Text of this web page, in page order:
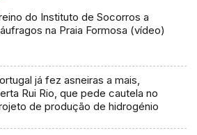
do Instituto de Socorros a
na Praia Formosa (vídeo)
já fez asneiras a mais,
Rui Rio, que pede cautela no
de produção de hidrogénio